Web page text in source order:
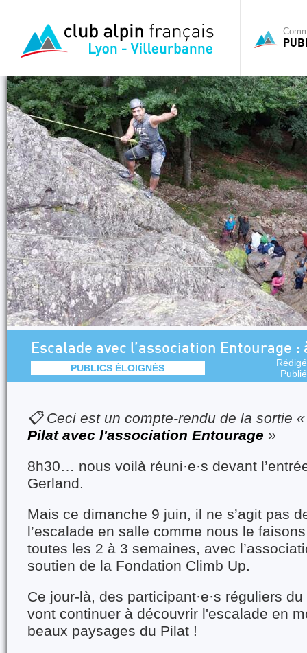
Escalade avec l’association Entourage
PUBLICS ÉLOIGNÉS
📋 Ceci est un compte-rendu de la sortie
Pilat avec l'association Entourage »
8h30… nous voilà réuni·e·s devant
Gerland.
Mais ce dimanche 9 juin, il ne s’agit pas
l’escalade en salle comme nous le
toutes les 2 à 3 semaines, avec
soutien de la Fondation Climb Up.
Ce jour-là, des participant·e·s réguliers
vont continuer à découvrir l'escalade en
beaux paysages du Pilat !